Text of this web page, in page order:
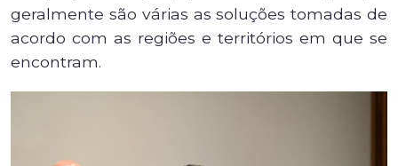
geralmente são várias as soluções tomadas de
acordo com as regiões e territórios em que se
encontram.